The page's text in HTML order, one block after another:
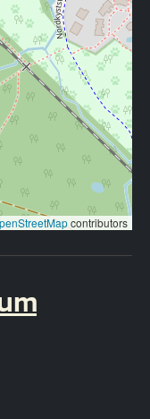
contributors